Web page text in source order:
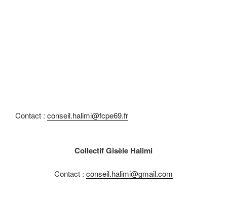
Contact : conseil.halimi@fcpe69.fr
Collectif Gisèle Halimi
Contact : conseil.halimi@gmail.com